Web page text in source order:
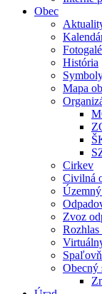
Obec
História
Mapa
Cirkev
Civilná
Zvoz
Obecný